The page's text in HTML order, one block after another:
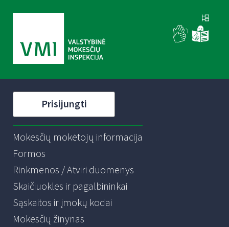
Prisijungti
Mokesčių mokėtojų informacija
Formos
Rinkmenos / Atviri duomenys
Skaičiuoklės ir pagalbininkai
Sąskaitos ir įmokų kodai
Mokesčių žinynas